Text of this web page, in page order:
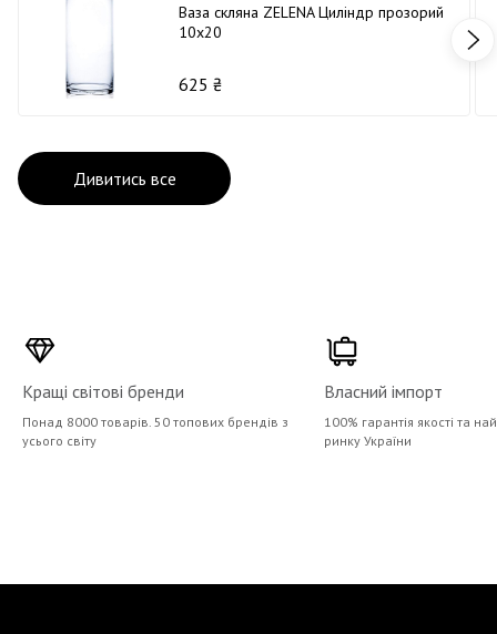
Ваза скляна ZELENA Циліндр прозорий
10х20
625 ₴
Дивитись все
Кращі світові бренди
Понад 8000 товарів. 50 топових брендів з
усього світу
Власний імпорт
100% гарантія якості та
ринку України